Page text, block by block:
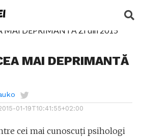
MAI DEPRIMANTĂ
01-19T10:41:55+02:00
cei mai cunoscuți psihologi